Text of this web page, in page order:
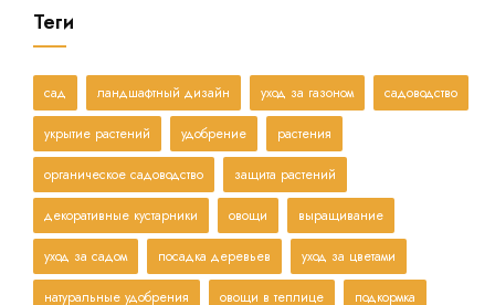
Теги
сад ландшафтный дизайн уход за газоном садоводство
укрытие растений удобрение растения
органическое садоводство защита растений
декоративные кустарники овощи выращивание
уход за садом посадка деревьев уход за цветами
натуральные удобрения овощи в теплице подкормка